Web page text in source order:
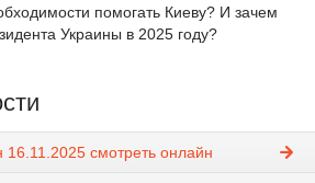
помогать Киеву? И зачем
Украины в 2025 году?
смотреть онлайн